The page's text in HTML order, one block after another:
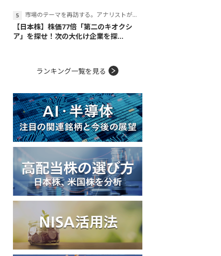
市場のテーマを再訪する。アナリストが読み解くテーマの本質
【日本株】株価77倍「第二のキオクシ
ア」を探せ！次の大化け企業を探...
ランキング一覧を見る